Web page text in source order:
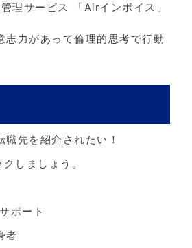
理サービス 「Airインボイス」
志力があって倫理的思考で行動
先を紹介されたい！
クしましょう。
ポート
者